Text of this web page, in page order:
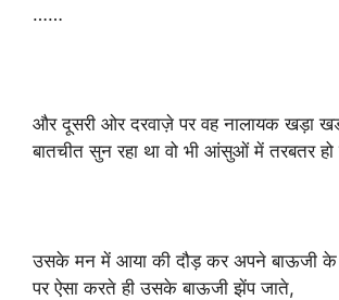
……
और दूसरी ओर दरवाज़े पर वह नालायक खड़ा
बातचीत सुन रहा था वो भी आंसुओं में तरबतर हो
उसके मन में आया की दौड़ कर अपने बाऊजी
पर ऐसा करते ही उसके बाऊजी झेंप जाते,